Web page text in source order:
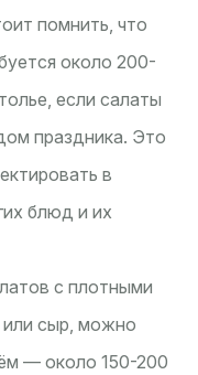
помнить, что
около 200-
если салаты
праздника. Это
в
блюд и их
с плотными
или сыр, можно
— около 150-200